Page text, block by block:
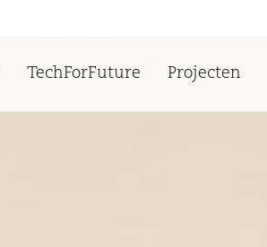
TechForFuture Projecten